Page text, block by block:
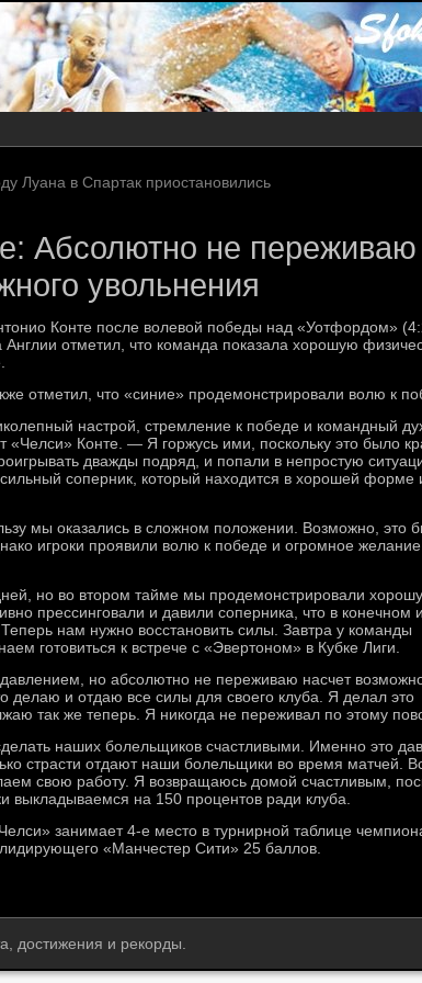
Луана в Спартак приостановились
Абсолютно не переживаю
увольнения
Конте после волевой победы над «Уотфордом»
Англии отметил, что команда показала хорошую
отметил, что «синие» продемонстрировали волю к
настрой, стремление к победе и командный
«Челси» Конте. — Я горжусь ими, поскольку это было
дважды подряд, и попали в непростую
соперник, который находится в хорошей форме
мы оказались в сложном положении. Возможно, это
игроки проявили волю к победе и огромное желание
но во втором тайме мы продемонстрировали
прессинговали и давили соперника, что в конечном
нам нужно восстановить силы. Завтра у команды
готовиться к встрече с «Эвертоном» в Кубке Лиги.
но абсолютно не переживаю насчет
делаю и отдаю все силы для своего клуба. Я делал это
так же теперь. Я никогда не переживал по этому
наших болельщиков счастливыми. Именно это
страсти отдают наши болельщики во время матчей.
свою работу. Я возвращаюсь домой счастливым,
выкладываемся на 150 процентов ради клуба.
занимает 4-е место в турнирной таблице
«Манчестер Сити» 25 баллов.
достижения и рекорды.